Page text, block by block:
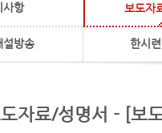
사항 보도자
설방송 한시
자료/성명서 - [보